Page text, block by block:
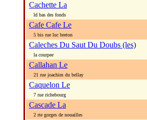
Cachette La
ld bas des fonds
Cafe Cafe Le
5 bis rue luc breton
Caleches Du Saut Du Doubs (les)
la courpee
Callahan Le
21 rue joachim du bellay
Caquelon Le
7 rue richebourg
Cascade La
2 rte gorges de nouailles